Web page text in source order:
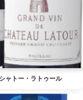
シャトー・ラトゥール